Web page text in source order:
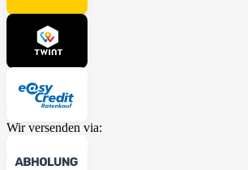
Wir versenden via: